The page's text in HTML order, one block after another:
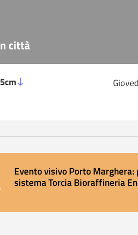
5cm
Evento visivo Porto
sistema Torcia Bioraffineria